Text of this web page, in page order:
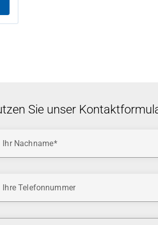
Sie unser
Ihr Nachname
Ihre Telefonnummer